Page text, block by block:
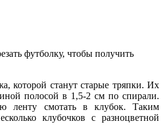
футболку, чтобы получить
которой станут старые тряпки. Их
полосой в 1,5-2 см по спирали.
ленту смотать в клубок. Таким
клубочков с разноцветной